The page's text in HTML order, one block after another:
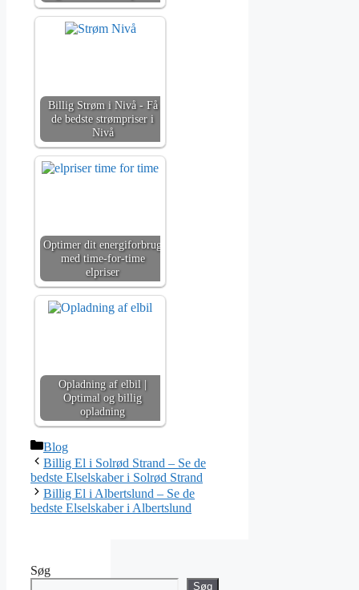
Billig Strøm i Nivå - Få
de bedste strømpriser i
Nivå
Optimer dit energiforbrug
med time-for-time
elpriser
Opladning af elbil |
Optimal og billig
opladning
Kategorier
Blog
Billig El i Solrød Strand – Se de
bedste Elselskaber i Solrød Strand
Billig El i Albertslund – Se de
bedste Elselskaber i Albertslund
Søg
Søg